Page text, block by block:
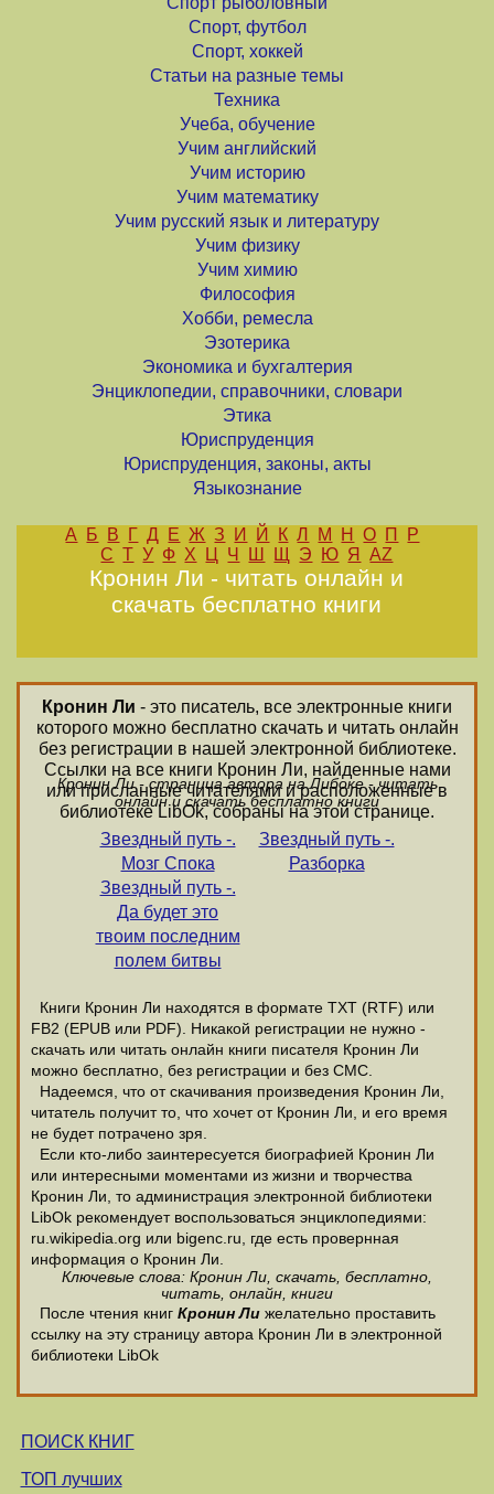
Спорт, футбол
Спорт, хоккей
Статьи на разные темы
Техника
Учеба, обучение
Учим английский
Учим историю
Учим математику
Учим русский язык и литературу
Учим физику
Учим химию
Философия
Хобби, ремесла
Эзотерика
Экономика и бухгалтерия
Энциклопедии, справочники, словари
Этика
Юриспруденция
Юриспруденция, законы, акты
Языкознание
А Б В Г Д Е Ж З И Й К Л М Н О П
Р
С Т У Ф Х Ц Ч Ш Щ Э Ю Я AZ
Кронин Ли - читать онлайн и
скачать бесплатно книги
Кронин Ли - это писатель, все электронные книги
которого можно бесплатно скачать и читать онлайн
без регистрации в нашей электронной библиотеке.
Ссылки на все книги Кронин Ли, найденные нами
или присланные читателями и расположенные в
библиотеке LibOk, собраны на этой странице.
Кронин Ли - страница автора на Либоке - читать
онлайн и скачать бесплатно книги
Звездный путь -.
Мозг Спока
Звездный путь -.
Да будет это
твоим последним
полем битвы
Звездный путь -.
Разборка
Книги Кронин Ли находятся в формате ТХТ (RTF) или
FB2 (EPUB или PDF). Никакой регистрации не нужно -
скачать или читать онлайн книги писателя Кронин Ли
можно бесплатно, без регистрации и без СМС.
Надеемся, что от скачивания произведения Кронин Ли,
читатель получит то, что хочет от Кронин Ли, и его время
не будет потрачено зря.
Если кто-либо заинтересуется биографией Кронин Ли
или интересными моментами из жизни и творчества
Кронин Ли, то администрация электронной библиотеки
LibOk рекомендует воспользоваться энциклопедиями:
ru.wikipedia.org или bigenc.ru, где есть провернная
информация о Кронин Ли.
Ключевые слова: Кронин Ли, скачать, бесплатно,
читать, онлайн, книги
После чтения книг Кронин Ли желательно проставить
ссылку на эту страницу автора Кронин Ли в электронной
библиотеки LibOk
ПОИСК КНИГ
ТОП лучших